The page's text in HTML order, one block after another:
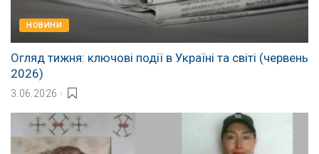
НОВИНИ
Огляд тижня: ключові події в Україні та світі (червень
2026)
3.06.2026